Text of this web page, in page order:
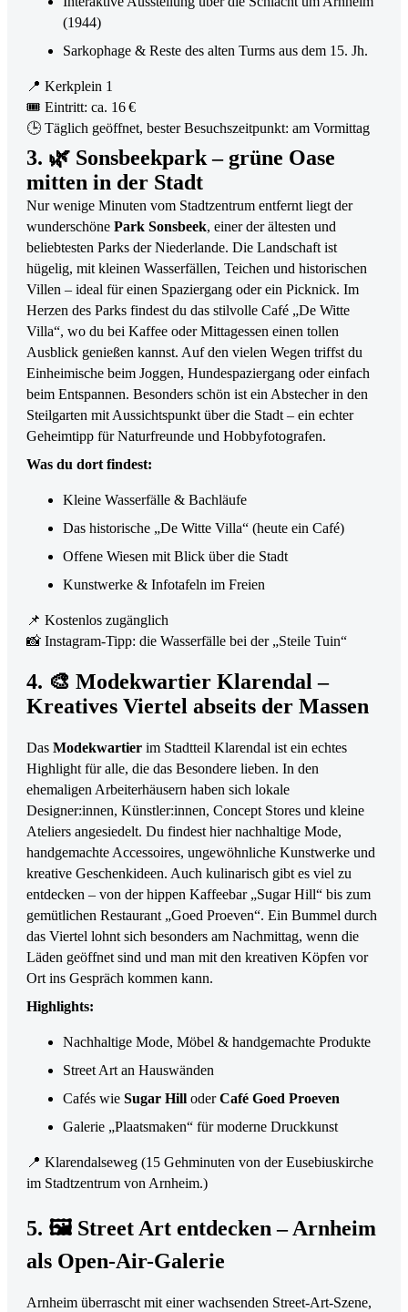
(1944)
Sarkophage & Reste des alten Turms aus dem 15. Jh.
📍 Kerkplein 1
🎟 Eintritt: ca. 16 €
🕒 Täglich geöffnet, bester Besuchszeitpunkt: am Vormittag
3. 🌿 Sonsbeekpark – grüne Oase
mitten in der Stadt
Nur wenige Minuten vom Stadtzentrum entfernt liegt der
wunderschöne Park Sonsbeek, einer der ältesten und
beliebtesten Parks der Niederlande. Die Landschaft ist
hügelig, mit kleinen Wasserfällen, Teichen und historischen
Villen – ideal für einen Spaziergang oder ein Picknick. Im
Herzen des Parks findest du das stilvolle Café „De Witte
Villa“, wo du bei Kaffee oder Mittagessen einen tollen
Ausblick genießen kannst. Auf den vielen Wegen triffst du
Einheimische beim Joggen, Hundespaziergang oder einfach
beim Entspannen. Besonders schön ist ein Abstecher in den
Steilgarten mit Aussichtspunkt über die Stadt – ein echter
Geheimtipp für Naturfreunde und Hobbyfotografen.
Was du dort findest:
Kleine Wasserfälle & Bachläufe
Das historische „De Witte Villa“ (heute ein Café)
Offene Wiesen mit Blick über die Stadt
Kunstwerke & Infotafeln im Freien
📌 Kostenlos zugänglich
📸 Instagram-Tipp: die Wasserfälle bei der „Steile Tuin“
4. 🎨 Modekwartier Klarendal –
Kreatives Viertel abseits der Massen
Das Modekwartier im Stadtteil Klarendal ist ein echtes
Highlight für alle, die das Besondere lieben. In den
ehemaligen Arbeiterhäusern haben sich lokale
Designer:innen, Künstler:innen, Concept Stores und kleine
Ateliers angesiedelt. Du findest hier nachhaltige Mode,
handgemachte Accessoires, ungewöhnliche Kunstwerke und
kreative Geschenkideen. Auch kulinarisch gibt es viel zu
entdecken – von der hippen Kaffeebar „Sugar Hill“ bis zum
gemütlichen Restaurant „Goed Proeven“. Ein Bummel durch
das Viertel lohnt sich besonders am Nachmittag, wenn die
Läden geöffnet sind und man mit den kreativen Köpfen vor
Ort ins Gespräch kommen kann.
Highlights:
Nachhaltige Mode, Möbel & handgemachte Produkte
Street Art an Hauswänden
Cafés wie Sugar Hill oderCafé Goed Proeven
Galerie „Plaatsmaken“ für moderne Druckkunst
📍 Klarendalseweg (15 Gehminuten von der Eusebiuskirche
im Stadtzentrum von Arnheim.)
5. 🖼 Street Art entdecken – Arnheim
als Open-Air-Galerie
Arnheim überrascht mit einer wachsenden Street-Art-Szene,